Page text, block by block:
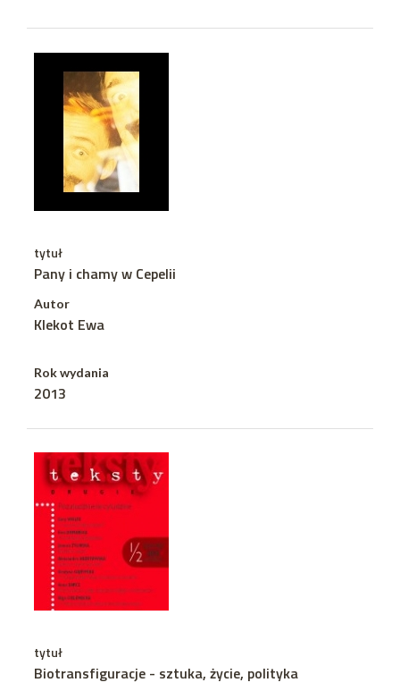
tytuł
Pany i chamy w Cepelii
Autor
Klekot Ewa
Rok wydania
2013
tytuł
Biotransfiguracje - sztuka, życie, polityka